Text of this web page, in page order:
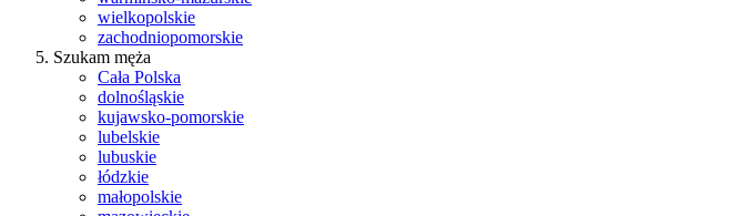
wielkopolskie
zachodniopomorskie
Szukam męża
Cała Polska
dolnośląskie
kujawsko-pomorskie
lubelskie
lubuskie
łódzkie
małopolskie